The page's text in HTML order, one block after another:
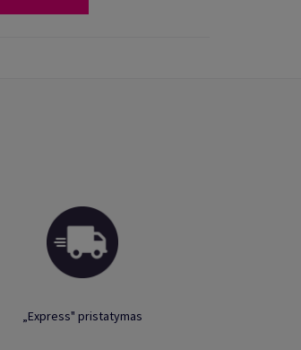
„Express" pristatymas